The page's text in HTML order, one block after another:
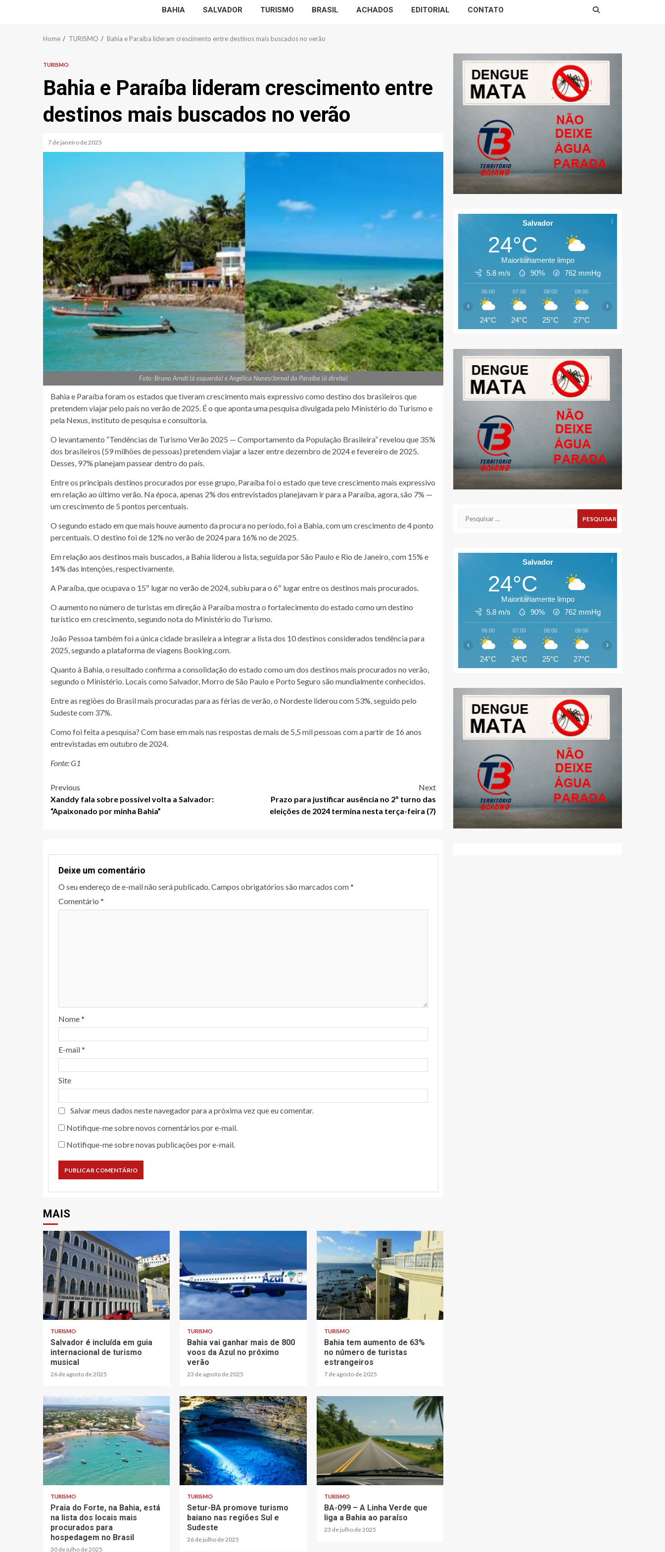
BAHIA SALVADOR TURISMO BRASIL ACHADOS EDITORIAL CONTATO
Home TURISMO Bahia e Paraíba lideram crescimento entre destinos mais buscados no verão
TURISMO
Bahia e Paraíba lideram crescimento entre
destinos mais buscados no verão
7 de janeiro de 2025
Foto: Bruno Arndt (à esquerda) e Angélica Nunes/Jornal da Paraíba (à direita)
Bahia e Paraíba foram os estados que tiveram crescimento mais expressivo como destino dos brasileiros que
pretendem viajar pelo país no verão de 2025. É o que aponta uma pesquisa divulgada pelo Ministério do Turismo e
pela Nexus, instituto de pesquisa e consultoria.
O levantamento “Tendências de Turismo Verão 2025 — Comportamento da População Brasileira” revelou que 35%
dos brasileiros (59 milhões de pessoas) pretendem viajar a lazer entre dezembro de 2024 e fevereiro de 2025.
Desses, 97% planejam passear dentro do país.
Entre os principais destinos procurados por esse grupo, Paraíba foi o estado que teve crescimento mais expressivo
em relação ao último verão. Na época, apenas 2% dos entrevistados planejavam ir para a Paraíba, agora, são 7% —
um crescimento de 5 pontos percentuais.
O segundo estado em que mais houve aumento da procura no período, foi a Bahia, com um crescimento de 4 ponto
percentuais. O destino foi de 12% no verão de 2024 para 16% no de 2025.
Em relação aos destinos mais buscados, a Bahia liderou a lista, seguida por São Paulo e Rio de Janeiro, com 15% e
14% das intenções, respectivamente.
A Paraíba, que ocupava o 15º lugar no verão de 2024, subiu para o 6º lugar entre os destinos mais procurados.
O aumento no número de turistas em direção à Paraíba mostra o fortalecimento do estado como um destino
turístico em crescimento, segundo nota do Ministério do Turismo.
João Pessoa também foi a única cidade brasileira a integrar a lista dos 10 destinos considerados tendência para
2025, segundo a plataforma de viagens Booking.com.
Quanto à Bahia, o resultado confirma a consolidação do estado como um dos destinos mais procurados no verão,
segundo o Ministério. Locais como Salvador, Morro de São Paulo e Porto Seguro são mundialmente conhecidos.
Entre as regiões do Brasil mais procuradas para as férias de verão, o Nordeste liderou com 53%, seguido pelo
Sudeste com 37%.
Como foi feita a pesquisa? Com base em mais nas respostas de mais de 5,5 mil pessoas com a partir de 16 anos
entrevistadas em outubro de 2024.
Fonte: G1
Post
navigation
Previous
Xanddy fala sobre possível volta a Salvador:
“Apaixonado por minha Bahia”
Next
Prazo para justificar ausência no 2º turno das
eleições de 2024 termina nesta terça-feira (7)
Deixe um comentário
O seu endereço de e-mail não será publicado.Campos obrigatórios são marcados com*
Comentário *
Nome*
E-mail*
Site
Salvar meus dados neste navegador para a próxima vez que eu comentar.
Notifique-me sobre novos comentários por e-mail.
Notifique-me sobre novas publicações por e-mail.
MAIS
TURISMO
Salvador é incluída em guia
internacional de turismo
musical
26 de agosto de 2025
TURISMO
Bahia vai ganhar mais de 800
voos da Azul no próximo
verão
23 de agosto de 2025
TURISMO
Bahia tem aumento de 63%
no número de turistas
estrangeiros
7 de agosto de 2025
TURISMO
Praia do Forte, na Bahia, está
na lista dos locais mais
procurados para
hospedagem no Brasil
30 de julho de 2025
TURISMO
Setur-BA promove turismo
baiano nas regiões Sul e
Sudeste
26 de julho de 2025
TURISMO
BA-099 – A Linha Verde que
liga a Bahia ao paraíso
23 de julho de 2025
Salvador
24°C
Maioritariamente limpo
5.8 m/s
90% 762 mmHg
06:00
24°C
07:00
24°C
08:00
25°C
09:00
27°C
‹ ›
Pesquisar
Salvador
24°C
Maioritariamente limpo
5.8 m/s
90% 762 mmHg
06:00
24°C
07:00
24°C
08:00
25°C
09:00
27°C
‹ ›